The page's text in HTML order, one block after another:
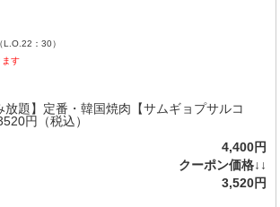
L.O.22：30）
す
放題】定番・韓国焼肉【サムギョプサルコ
円（税込）
4,400円
クーポン価格↓↓
3,520円